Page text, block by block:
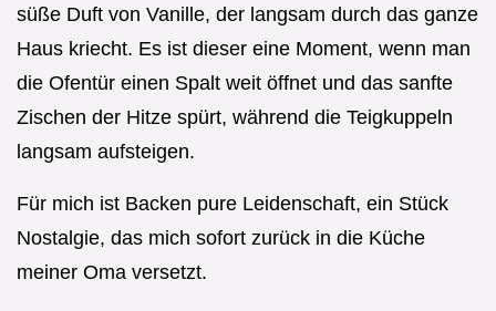
süße Duft von Vanille, der langsam durch das ganze
Haus kriecht. Es ist dieser eine Moment, wenn man
die Ofentür einen Spalt weit öffnet und das sanfte
Zischen der Hitze spürt, während die Teigkuppeln
langsam aufsteigen.
Für mich ist Backen pure Leidenschaft, ein Stück
Nostalgie, das mich sofort zurück in die Küche
meiner Oma versetzt.